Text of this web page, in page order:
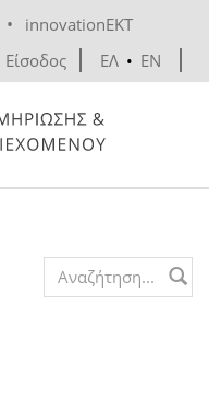
•
innovationEKT
Είσοδος
ΕΛ • EN
Search form